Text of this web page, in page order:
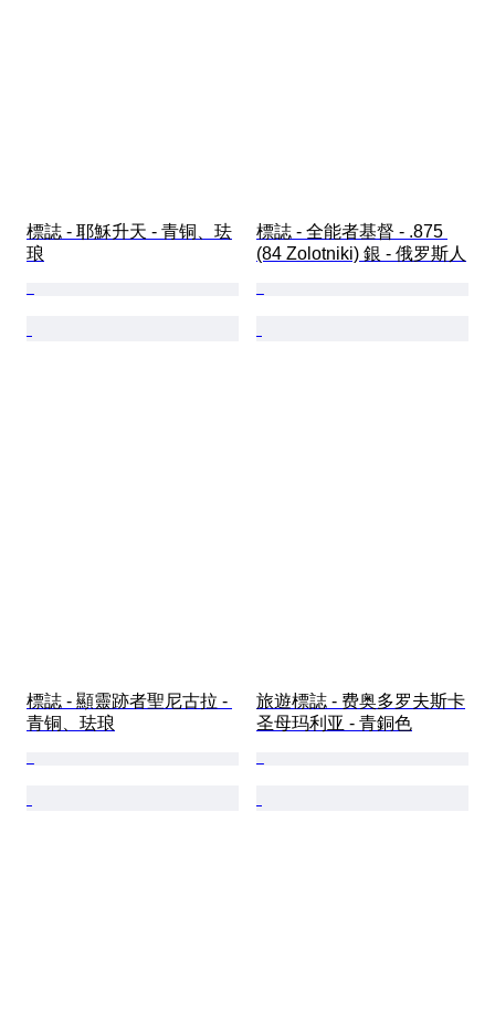
標誌 - 耶穌升天 - 青铜、珐
琅
標誌 - 全能者基督 - .875
(84 Zolotniki) 銀 - 俄罗斯人
標誌 - 顯靈跡者聖尼古拉 -
青铜、珐琅
旅遊標誌 - 费奥多罗夫斯卡
圣母玛利亚 - 青銅色